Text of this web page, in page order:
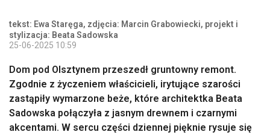
tekst: Ewa Staręga, zdjęcia: Marcin Grabowiecki, projekt i
stylizacja: Beata Sadowska
25-06-2025 10:59
Dom pod Olsztynem przeszedł gruntowny remont.
Zgodnie z życzeniem właścicieli, irytujące szarości
zastąpiły wymarzone beże, które architektka Beata
Sadowska połączyła z jasnym drewnem i czarnymi
akcentami. W sercu części dziennej pięknie rysuje się